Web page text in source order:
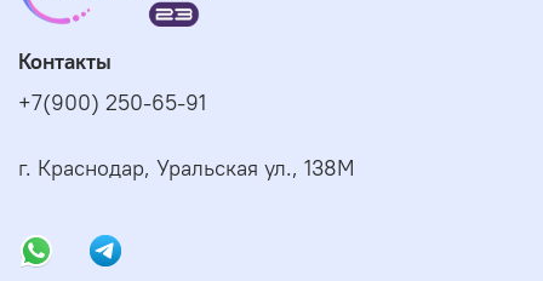
Контакты
+7(900) 250-65-91
г. Краснодар, Уральская ул., 138М